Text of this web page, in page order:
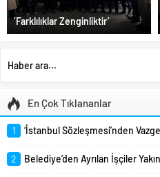
‘Farklılıklar Zenginliktir’
En Çok Tıklananlar
1 ‘İstanbul Sözleşmesi’nden
2 Belediye’den Ayrılan İşçiler